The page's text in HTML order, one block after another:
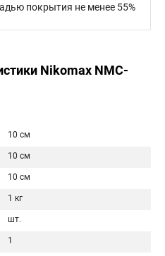
покрытия не менее 55%
Nikomax NMC-
10 см
10 см
10 см
1 кг
шт.
1